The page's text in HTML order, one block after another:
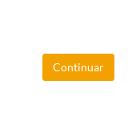
Continuar